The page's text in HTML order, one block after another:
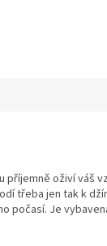
příjemně oživí váš
třeba jen tak k
počasí. Je